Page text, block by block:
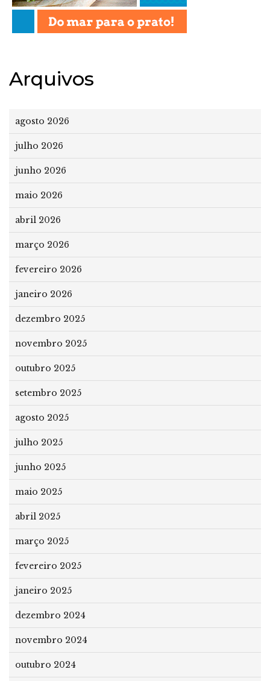
Arquivos
agosto 2026
julho 2026
junho 2026
maio 2026
abril 2026
março 2026
fevereiro 2026
janeiro 2026
dezembro 2025
novembro 2025
outubro 2025
setembro 2025
agosto 2025
julho 2025
junho 2025
maio 2025
abril 2025
março 2025
fevereiro 2025
janeiro 2025
dezembro 2024
novembro 2024
outubro 2024